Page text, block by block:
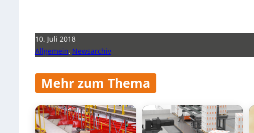
10. Juli 2018
Allgemein, Newsarchiv
Mehr zum Thema